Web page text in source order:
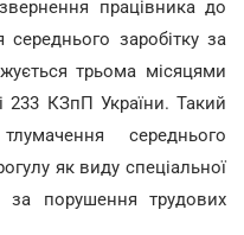
працівника до
заробітку за
трьома місяцями
233 КЗпП України. Такий
середнього
як виду спеціальної
за порушення трудових